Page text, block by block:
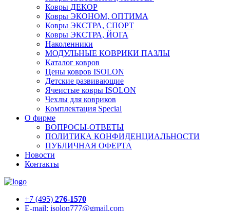
Ковры ДЕКОР
Ковры ЭКОНОМ, ОПТИМА
Ковры ЭКСТРА, СПОРТ
Ковры ЭКСТРА, ЙОГА
Наколенники
МОДУЛЬНЫЕ КОВРИКИ ПАЗЛЫ
Каталог ковров
Цены ковров ISOLON
Детские развивающие
Ячеистые ковры ISOLON
Чехлы для ковриков
Комплектация Special
О фирме
ВОПРОСЫ-ОТВЕТЫ
ПОЛИТИКА КОНФИДЕНЦИАЛЬНОСТИ
ПУБЛИЧНАЯ ОФЕРТА
Новости
Контакты
+7 (495) 276-1570
E-mail: isolon777@gmail.com